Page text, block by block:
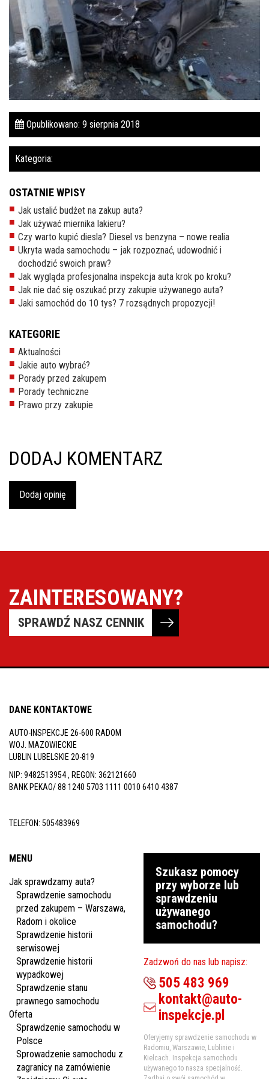
Pomoc w znalezieniu auta w Polsce
Wyszukiwanie samochodu w ogłoszeniach
Kim jesteśmy
Referencje
Cennik
Kontakt
Zamów inspekcję
505
483
969
kontakt@auto-
inspekcje.pl
26-
Radom,
Woj.
Mazowieckie
Opublikowano: 9 sierpnia 2018
Kategoria:
OSTATNIE WPISY
Jak ustalić budżet na zakup auta?
Jak używać miernika lakieru?
Czy warto kupić diesla? Diesel vs benzyna – nowe realia
Ukryta wada samochodu – jak rozpoznać, udowodnić i
dochodzić swoich praw?
Jak wygląda profesjonalna inspekcja auta krok po kroku?
Jak nie dać się oszukać przy zakupie używanego auta?
Jaki samochód do 10 tys? 7 rozsądnych propozycji!
KATEGORIE
Aktualności
Jakie auto wybrać?
Porady przed zakupem
Porady techniczne
Prawo przy zakupie
DODAJ KOMENTARZ
Dodaj opinię
ZAINTERESOWANY?
SPRAWDŹ NASZ CENNIK
DANE KONTAKTOWE
AUTO-INSPEKCJE 26-600 RADOM
WOJ. MAZOWIECKIE
LUBLIN LUBELSKIE 20-819
NIP: 9482513954 , REGON: 362121660
BANK PEKAO/ 88 1240 5703 1111 0010 6410 4387
TELEFON: 505483969
MENU
Jak sprawdzamy auta?
Sprawdzenie samochodu
przed zakupem – Warszawa,
Radom i okolice
Sprawdzenie historii
serwisowej
Sprawdzenie historii
wypadkowej
Sprawdzenie stanu
prawnego samochodu
Oferta
Sprawdzenie samochodu w
Polsce
Sprowadzenie samochodu z
zagranicy na zamówienie
Szukasz pomocy
przy wyborze lub
sprawdzeniu
używanego
samochodu?
Zadzwoń do nas lub napisz:
505 483 969
kontakt@auto-
inspekcje.pl
Oferyjemy sprawdzenie samochodu w
Radomiu, Warszawie, Lublinie i
Kielcach. Inspekcja samochodu
używanego to nasza specjalność.